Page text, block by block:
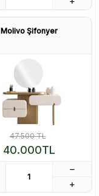
Molivo Şifonyer
47.500TL
40.000TL